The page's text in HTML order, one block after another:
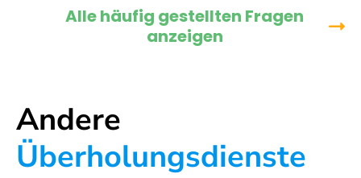
Alle häufig gestellten Fragen
anzeigen
Andere
Überholungsdienste